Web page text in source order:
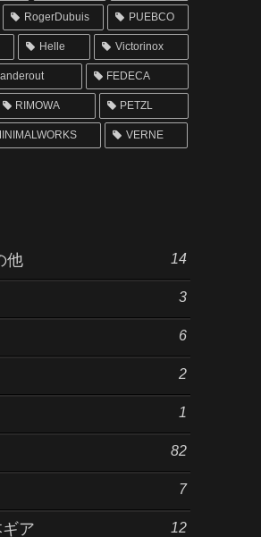
RogerDubuis PUEBCO
Helle Victorinox
FEDECA
RIMOWA PETZL
VERNE
他 14
3
6
2
1
82
7
ア 12